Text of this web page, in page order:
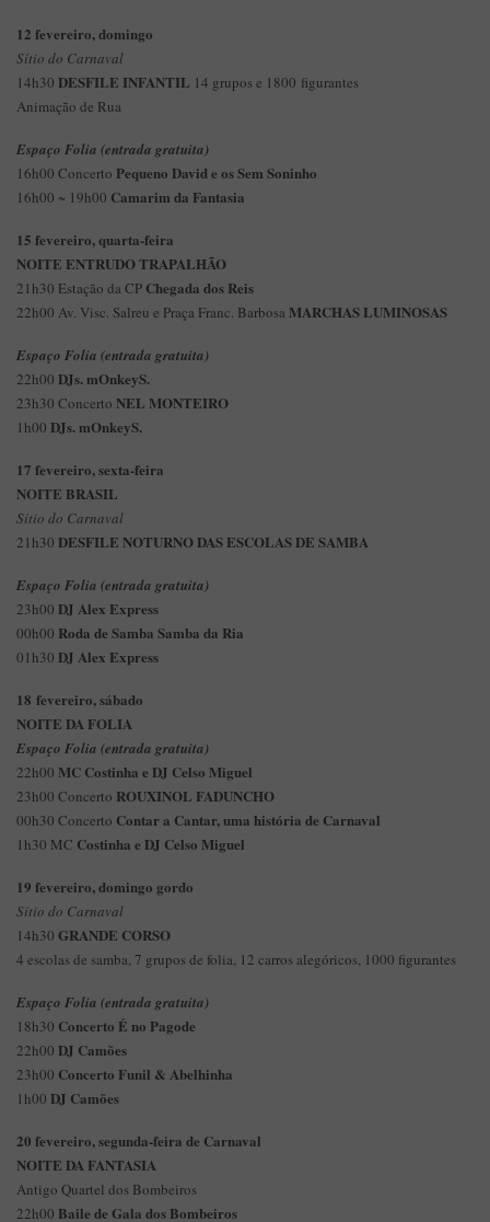
12 fevereiro, domingo
Sítio do Carnaval
14h30 DESFILE INFANTIL 14 grupos e 1800 figurantes
Animação de Rua
Espaço Folia (entrada gratuita)
16h00 Concerto Pequeno David e os Sem Soninho
16h00 ~ 19h00 Camarim da Fantasia
15 fevereiro, quarta-feira
NOITE ENTRUDO TRAPALHÃO
21h30 Estação da CP Chegada dos Reis
22h00 Av. Visc. Salreu e Praça Franc. Barbosa MARCHAS LUMINOSAS
Espaço Folia (entrada gratuita)
22h00 DJs. mOnkeyS.
23h30 Concerto NEL MONTEIRO
1h00 DJs. mOnkeyS.
17 fevereiro, sexta-feira
NOITE BRASIL
Sítio do Carnaval
21h30 DESFILE NOTURNO DAS ESCOLAS DE SAMBA
Espaço Folia (entrada gratuita)
23h00 DJ Alex Express
00h00 Roda de Samba Samba da Ria
01h30 DJ Alex Express
18 fevereiro, sábado
NOITE DA FOLIA
Espaço Folia (entrada gratuita)
22h00 MC Costinha e DJ Celso Miguel
23h00 Concerto ROUXINOL FADUNCHO
00h30 Concerto Contar a Cantar, uma história de Carnaval
1h30 MC Costinha e DJ Celso Miguel
19 fevereiro, domingo gordo
Sítio do Carnaval
14h30 GRANDE CORSO
4 escolas de samba, 7 grupos de folia, 12 carros alegóricos, 1000 figurantes
Espaço Folia (entrada gratuita)
18h30 Concerto É no Pagode
22h00 DJ Camões
23h00 Concerto Funil & Abelhinha
1h00 DJ Camões
20 fevereiro, segunda-feira de Carnaval
NOITE DA FANTASIA
Antigo Quartel dos Bombeiros
22h00 Baile de Gala dos Bombeiros